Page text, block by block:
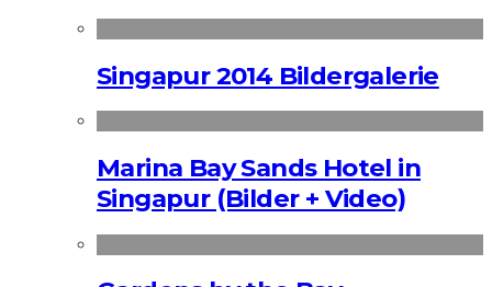
Singapur 2014 Bildergalerie
Marina Bay Sands Hotel in
Singapur (Bilder + Video)